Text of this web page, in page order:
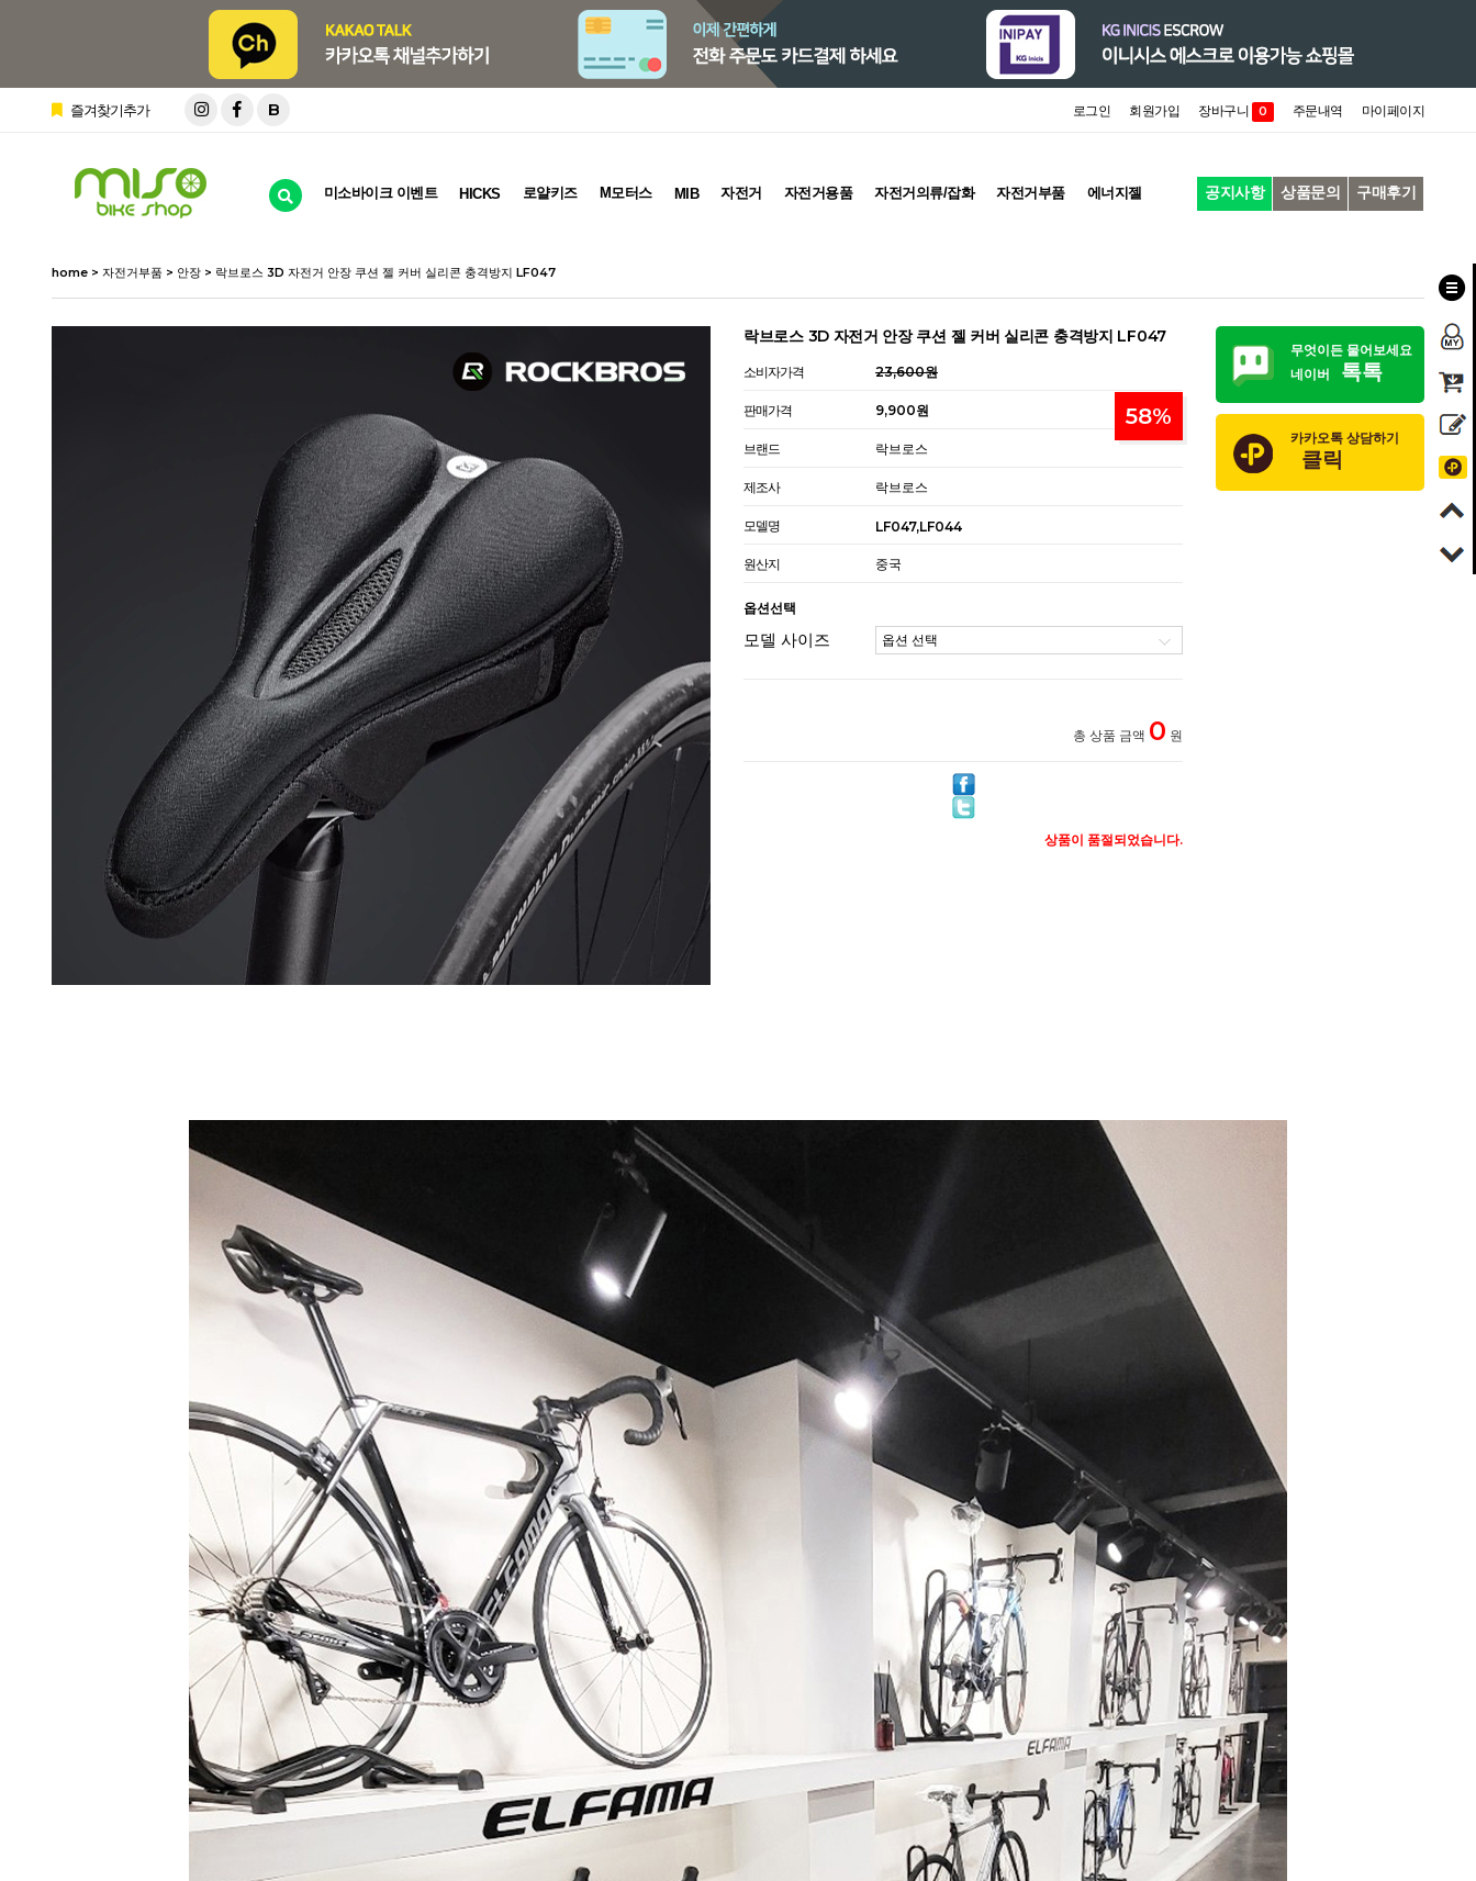
즐겨찾기추가 B 로그인 회원가입 장바구니 0 주문내역 마이페이지
미소바이크 이벤트 HICKS 로얄키즈 M모터스 MIB 자전거 자전거용품 자전거의류/잡화 자전거부품 에너지젤 공지사항 상품문의 구매후기
home > 자전거부품 > 안장 > 락브로스 3D 자전거 안장 쿠션 젤 커버 실리콘 충격방지 LF047
락브로스 3D 자전거 안장 쿠션 젤 커버 실리콘 충격방지 LF047
소비자가격 23,600원
58%
판매가격 9,900원
브랜드 락브로스
제조사 락브로스
모델명 LF047,LF044
원산지 중국
옵션선택
모델 사이즈
총 상품 금액 0 원
상품이 품절되었습니다.
무엇이든 물어보세요
네이버
톡톡
카카오톡 상담하기
클릭